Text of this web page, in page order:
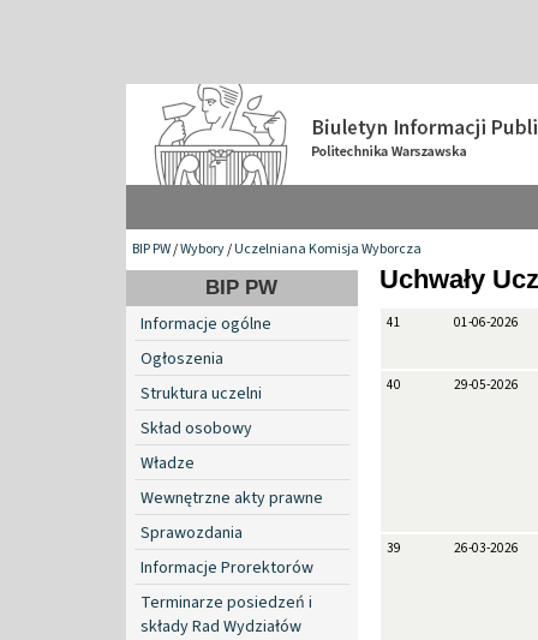
BIP PW/Wybory/Uczelniana Komisja Wyborcza
BIP PW
Informacje ogólne
Ogłoszenia
Struktura uczelni
Skład osobowy
Władze
Wewnętrzne akty prawne
Sprawozdania
Informacje Prorektorów
Terminarze posiedzeń i
składy Rad Wydziałów
Uchwały
41 01-06-2026
40 29-05-2026
39 26-03-2026